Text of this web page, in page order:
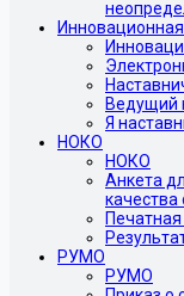
Ведущий
Я
НОКО
НОКО
Анкета
качества
РУМО
РУМО